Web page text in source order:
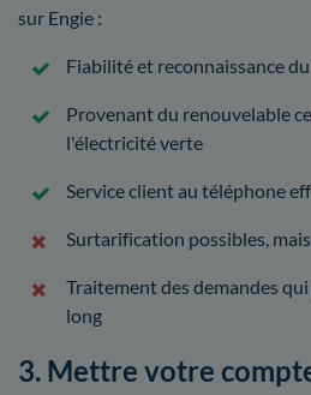
sur Engie :
Fiabilité et reconnaissance
Provenant du renouvelable
l'électricité verte
Service client au téléphone
Surtarification possibles,
Traitement des demandes
long
3. Mettre votre